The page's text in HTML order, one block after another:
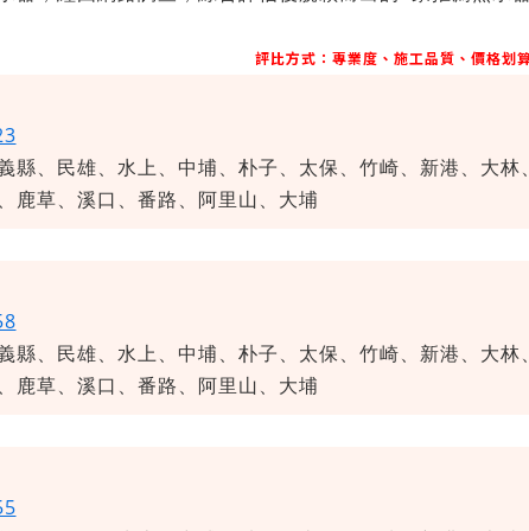
評比方式：專業度、施工品質、價格划
縣、民雄、水上、中埔、朴子、太保、竹崎、新港、大林
鹿草、溪口、番路、阿里山、大埔
縣、民雄、水上、中埔、朴子、太保、竹崎、新港、大林
鹿草、溪口、番路、阿里山、大埔